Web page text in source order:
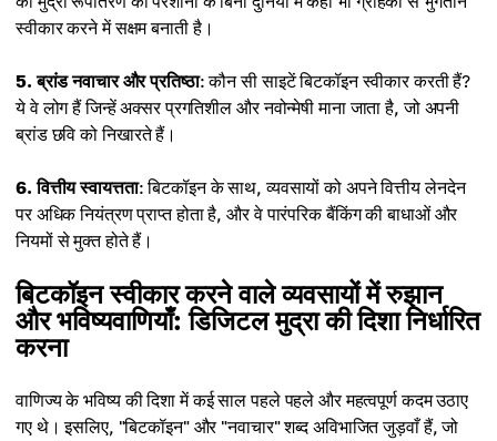
स्वीकार करने में सक्षम बनाती है।
5. ब्रांड नवाचार और प्रतिष्ठा: कौन सी साइटें बिटकॉइन स्वीकार करती हैं?
ये वे लोग हैं जिन्हें अक्सर प्रगतिशील और नवोन्मेषी माना जाता है, जो अपनी
ब्रांड छवि को निखारते हैं।
6. वित्तीय स्वायत्तता: बिटकॉइन के साथ, व्यवसायों को अपने वित्तीय लेनदेन
पर अधिक नियंत्रण प्राप्त होता है, और वे पारंपरिक बैंकिंग की बाधाओं और
नियमों से मुक्त होते हैं।
बिटकॉइन स्वीकार करने वाले व्यवसायों में रुझान
और भविष्यवाणियाँ: डिजिटल मुद्रा की दिशा निर्धारित
करना
वाणिज्य के भविष्य की दिशा में कई साल पहले पहले और महत्वपूर्ण कदम उठाए
गए थे। इसलिए, "बिटकॉइन" और "नवाचार" शब्द अविभाजित जुड़वाँ हैं, जो